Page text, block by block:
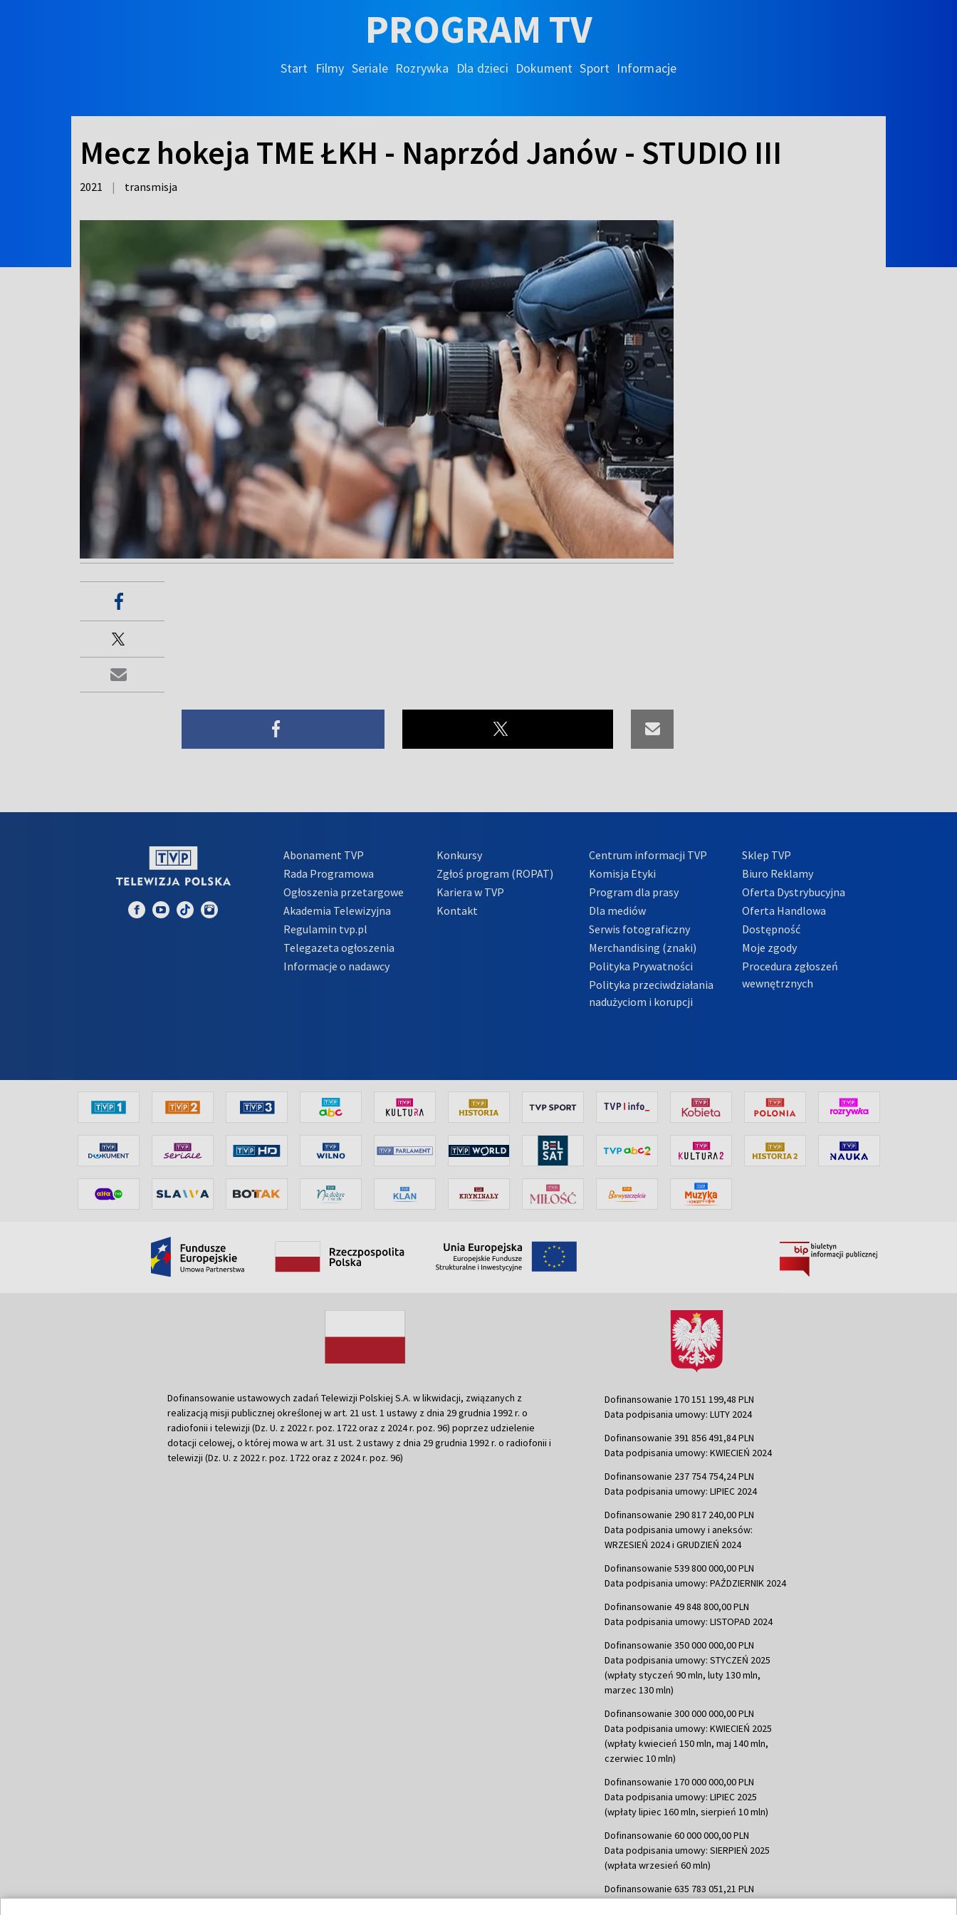
PROGRAM TV
Start Filmy Seriale Rozrywka Dla dzieci Dokument Sport Informacje
Mecz hokeja TME ŁKH - Naprzód Janów - STUDIO III
2021 | transmisja
Abonament TVP
Rada Programowa
Ogłoszenia przetargowe
Akademia Telewizyjna
Regulamin tvp.pl
Telegazeta ogłoszenia
Informacje o nadawcy
Konkursy
Zgłoś program (ROPAT)
Kariera w TVP
Kontakt
Centrum informacji TVP
Komisja Etyki
Program dla prasy
Dla mediów
Serwis fotograficzny
Merchandising (znaki)
Polityka Prywatności
Polityka przeciwdziałania
nadużyciom i korupcji
Sklep TVP
Biuro Reklamy
Oferta Dystrybucyjna
Oferta Handlowa
Dostępność
Moje zgody
Procedura zgłoszeń
wewnętrznych
Dofinansowanie ustawowych zadań Telewizji Polskiej S.A. w likwidacji, związanych z
realizacją misji publicznej określonej w art. 21 ust. 1 ustawy z dnia 29 grudnia 1992 r. o
radiofonii i telewizji (Dz. U. z 2022 r. poz. 1722 oraz z 2024 r. poz. 96) poprzez udzielenie
dotacji celowej, o której mowa w art. 31 ust. 2 ustawy z dnia 29 grudnia 1992 r. o radiofonii i
telewizji (Dz. U. z 2022 r. poz. 1722 oraz z 2024 r. poz. 96)
Dofinansowanie 170 151 199,48 PLN
Data podpisania umowy: LUTY 2024
Dofinansowanie 391 856 491,84 PLN
Data podpisania umowy: KWIECIEŃ 2024
Dofinansowanie 237 754 754,24 PLN
Data podpisania umowy: LIPIEC 2024
Dofinansowanie 290 817 240,00 PLN
Data podpisania umowy i aneksów:
WRZESIEŃ 2024 i GRUDZIEŃ 2024
Dofinansowanie 539 800 000,00 PLN
Data podpisania umowy: PAŹDZIERNIK 2024
Dofinansowanie 49 848 800,00 PLN
Data podpisania umowy: LISTOPAD 2024
Dofinansowanie 350 000 000,00 PLN
Data podpisania umowy: STYCZEŃ 2025
(wpłaty styczeń 90 mln, luty 130 mln,
marzec 130 mln)
Dofinansowanie 300 000 000,00 PLN
Data podpisania umowy: KWIECIEŃ 2025
(wpłaty kwiecień 150 mln, maj 140 mln,
czerwiec 10 mln)
Dofinansowanie 170 000 000,00 PLN
Data podpisania umowy: LIPIEC 2025
(wpłaty lipiec 160 mln, sierpień 10 mln)
Dofinansowanie 60 000 000,00 PLN
Data podpisania umowy: SIERPIEŃ 2025
(wpłata wrzesień 60 mln)
Dofinansowanie 635 783 051,21 PLN